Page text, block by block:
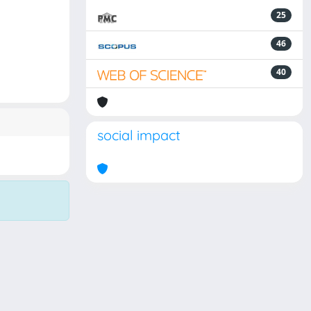
25
46
40
social impact